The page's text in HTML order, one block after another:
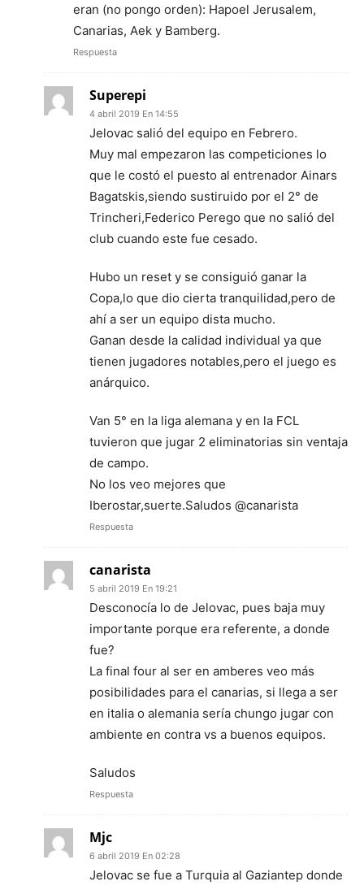
eran (no pongo orden): Hapoel Jerusalem,
Canarias, Aek y Bamberg.
Respuesta
Superepi
4 abril 2019 En 14:55
Jelovac salió del equipo en Febrero.
Muy mal empezaron las competiciones lo
que le costó el puesto al entrenador Ainars
Bagatskis,siendo sustiruido por el 2° de
Trincheri,Federico Perego que no salió del
club cuando este fue cesado.
Hubo un reset y se consiguió ganar la
Copa,lo que dio cierta tranquilidad,pero de
ahí a ser un equipo dista mucho.
Ganan desde la calidad individual ya que
tienen jugadores notables,pero el juego es
anárquico.
Van 5° en la liga alemana y en la FCL
tuvieron que jugar 2 eliminatorias sin ventaja
de campo.
No los veo mejores que
Iberostar,suerte.Saludos @canarista
Respuesta
canarista
5 abril 2019 En 19:21
Desconocía lo de Jelovac, pues baja muy
importante porque era referente, a donde
fue?
La final four al ser en amberes veo más
posibilidades para el canarias, si llega a ser
en italia o alemania sería chungo jugar con
ambiente en contra vs a buenos equipos.
Saludos
Respuesta
Mjc
6 abril 2019 En 02:28
Jelovac se fue a Turquia al Gaziantep donde